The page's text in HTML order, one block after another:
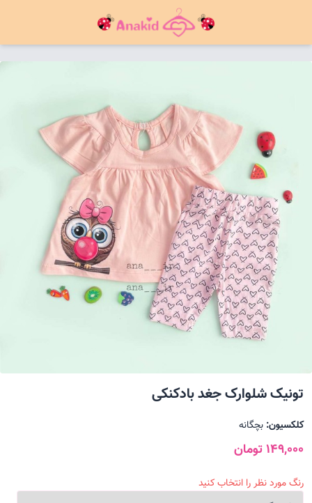
تونیک شلوارک جغد بادکنکی
کلکسیون: بچگانه
149,000 تومان
رنگ مورد نظر را انتخاب کنید